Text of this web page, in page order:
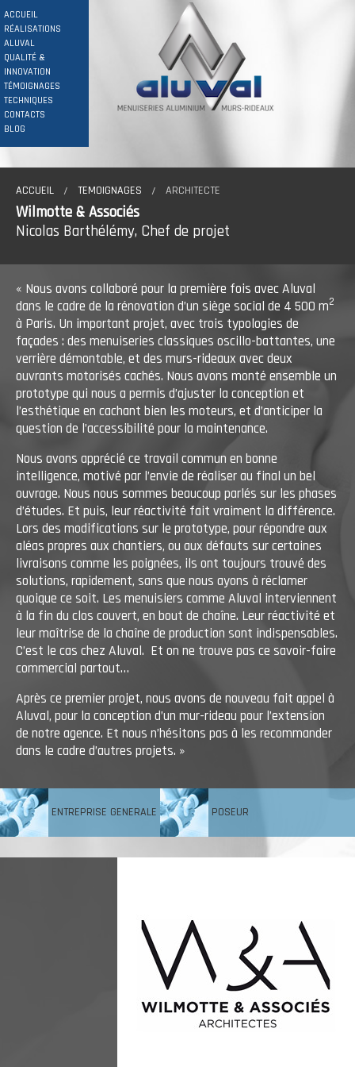
ACCUEIL
RÉALISATIONS
ALUVAL
QUALITÉ &
INNOVATION
TÉMOIGNAGES
TECHNIQUES
CONTACTS
BLOG
ACCUEIL TEMOIGNAGES ARCHITECTE
Wilmotte & Associés
Nicolas Barthélémy, Chef de projet
« Nous avons collaboré pour la première fois avec Aluval
dans le cadre de la rénovation d’un siège social de 4 500 m2
à Paris. Un important projet, avec trois typologies de
façades : des menuiseries classiques oscillo-battantes, une
verrière démontable, et des murs-rideaux avec deux
ouvrants motorisés cachés. Nous avons monté ensemble un
prototype qui nous a permis d’ajuster la conception et
l’esthétique en cachant bien les moteurs, et d’anticiper la
question de l’accessibilité pour la maintenance.
Nous avons apprécié ce travail commun en bonne
intelligence, motivé par l’envie de réaliser au final un bel
ouvrage. Nous nous sommes beaucoup parlés sur les phases
d’études. Et puis, leur réactivité fait vraiment la différence.
Lors des modifications sur le prototype, pour répondre aux
aléas propres aux chantiers, ou aux défauts sur certaines
livraisons comme les poignées, ils ont toujours trouvé des
solutions, rapidement, sans que nous ayons à réclamer
quoique ce soit. Les menuisiers comme Aluval interviennent
à la fin du clos couvert, en bout de chaîne. Leur réactivité et
leur maîtrise de la chaîne de production sont indispensables.
C’est le cas chez Aluval. Et on ne trouve pas ce savoir-faire
commercial partout…
Après ce premier projet, nous avons de nouveau fait appel à
Aluval, pour la conception d’un mur-rideau pour l’extension
de notre agence. Et nous n’hésitons pas à les recommander
dans le cadre d’autres projets. »
ENTREPRISE GENERALE POSEUR